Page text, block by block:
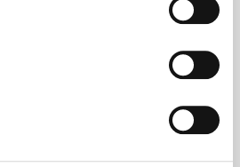
di alta qualità. Tagliato sulle tue